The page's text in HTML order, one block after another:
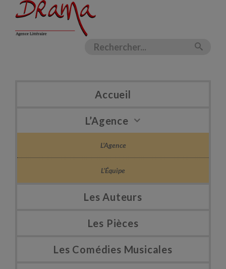
Accueil
L’Agence
L’Agence
L’Équipe
Les Auteurs
Les Pièces
Les Comédies Musicales